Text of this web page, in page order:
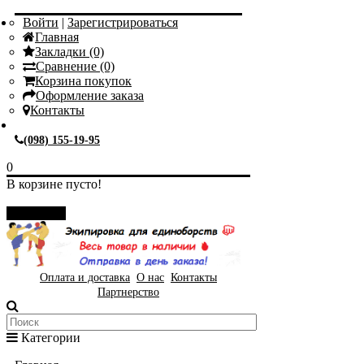
Войти | Зарегистрироваться
Главная
Закладки (0)
Сравнение (0)
Корзина покупок
Оформление заказа
Контакты
(098) 155-19-95
0
В корзине пусто!
Оплата и доставка О нас Контакты
Партнерство
Категории